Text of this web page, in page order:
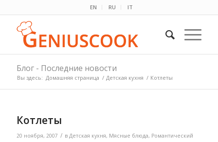
EN RU IT
Блог - Последние новости
Вы здесь: Домашняя страница / Детская кухня / Котлеты
Котлеты
20 ноября, 2007 / в Детская кухня, Мясные блюда, Романтический